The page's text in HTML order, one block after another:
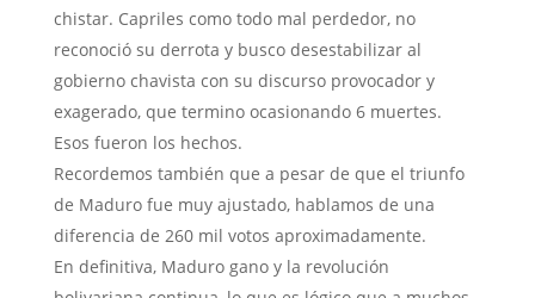
chistar. Capriles como todo mal perdedor, no
reconoció su derrota y busco desestabilizar al
gobierno chavista con su discurso provocador y
exagerado, que termino ocasionando 6 muertes.
Esos fueron los hechos.
Recordemos también que a pesar de que el triunfo
de Maduro fue muy ajustado, hablamos de una
diferencia de 260 mil votos aproximadamente.
En definitiva, Maduro gano y la revolución